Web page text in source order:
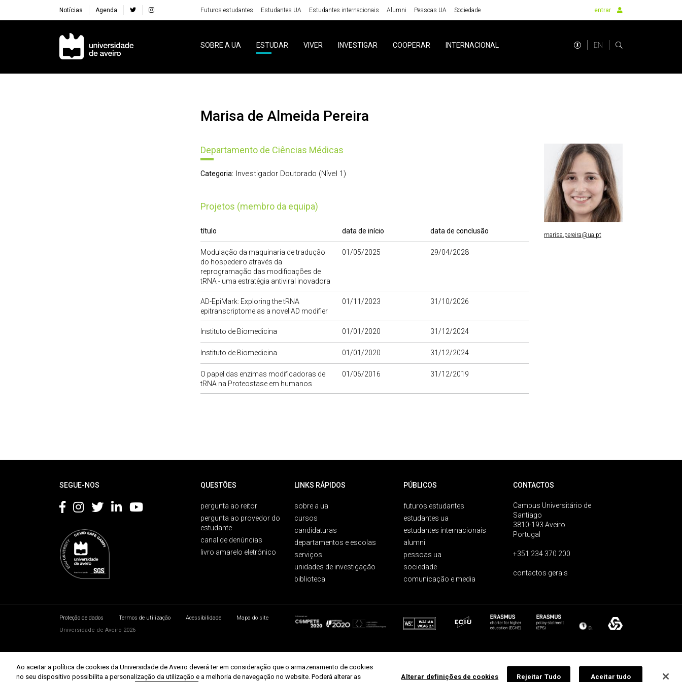
Notícias Agenda Futuros estudantes Estudantes UA Estudantes internacionais Alumni Pessoas UA Sociedade entrar
Navegação Principal
SOBRE A UA ESTUDAR VIVER INVESTIGAR COOPERAR INTERNACIONAL EN
Marisa de Almeida Pereira
Departamento de Ciências Médicas
Categoria: Investigador Doutorado (Nível 1)
Projetos (membro da equipa)
título data de início data de conclusão
Modulação da maquinaria de tradução
do hospedeiro através da
reprogramação das modificações de
tRNA - uma estratégia antiviral inovadora
01/05/2025 29/04/2028
AD-EpiMark: Exploring the tRNA
epitranscriptome as a novel AD modifier
01/11/2023 31/10/2026
Instituto de Biomedicina 01/01/2020 31/12/2024
Instituto de Biomedicina 01/01/2020 31/12/2024
O papel das enzimas modificadoras de
tRNA na Proteostase em humanos
01/06/2016 31/12/2019
marisa.pereira@ua.pt
SEGUE-NOS QUESTÕES
pergunta ao reitor
pergunta ao provedor do
estudante
canal de denúncias
livro amarelo eletrónico
LINKS RÁPIDOS
sobre a ua
cursos
candidaturas
departamentos e escolas
serviços
unidades de investigação
biblioteca
PÚBLICOS
futuros estudantes
estudantes ua
estudantes internacionais
alumni
pessoas ua
sociedade
comunicação e media
CONTACTOS
Campus Universitário de
Santiago
3810-193 Aveiro
Portugal
+351 234 370 200
contactos gerais
Proteção de dados Termos de utilização Acessibilidade
Mapa do site
Universidade de Aveiro 2026
Ao aceitar a política de cookies da Universidade de Aveiro deverá ter em consideração que o armazenamento de cookies
no seu dispositivo possibilita a personalização da utilização e a melhoria de navegação no website. Poderá alterar as
Alterar definições de cookies Rejeitar Tudo Aceitar tudo